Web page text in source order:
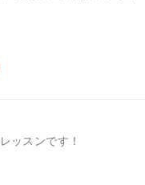
ッスンです！